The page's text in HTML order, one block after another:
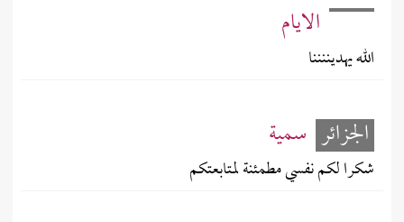
الايام
الله يهديننننا
الجزائر سمية
شكرا لكم نفسي مطمئنة لمتابعتكم